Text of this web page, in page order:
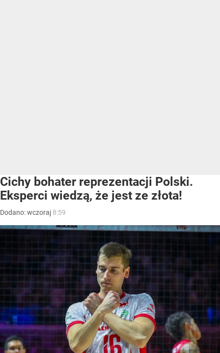
Cichy bohater reprezentacji Polski.
Eksperci wiedzą, że jest ze złota!
Dodano:wczoraj 8:59